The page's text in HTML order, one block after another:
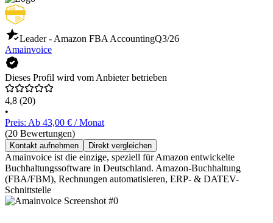
Leader - Amazon FBA AccountingQ3/26
Amainvoice
Dieses Profil wird vom Anbieter betrieben
4,8 (20)
•
Preis: Ab 43,00 € / Monat
(20 Bewertungen)
Kontakt aufnehmen Direkt vergleichen
Amainvoice ist die einzige, speziell für Amazon entwickelte
Buchhaltungssoftware in Deutschland. Amazon-Buchhaltung
(FBA/FBM), Rechnungen automatisieren, ERP- & DATEV-
Schnittstelle